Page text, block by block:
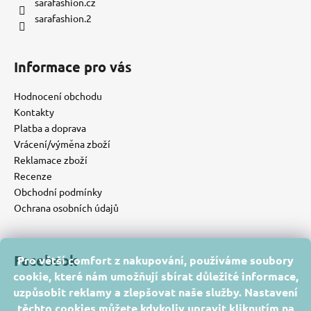
Pro větší comfort z nakupování, používáme soubory
cookie, které nám umožňují sbírat důležité informace,
uzpůsobit reklamy a zlepšovat naše služby. Nastavení
těchto cookies můžete kdykoliv upravit kliknutím na
sarafashion.2
Informace pro vás
Hodnocení obchodu
Kontakty
Platba a doprava
Vrácení/výměna zboží
Reklamace zboží
Recenze
Obchodní podmínky
Ochrana osobních údajů
Facebook